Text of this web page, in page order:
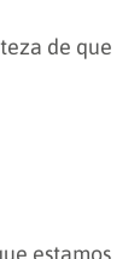
de que
estamos